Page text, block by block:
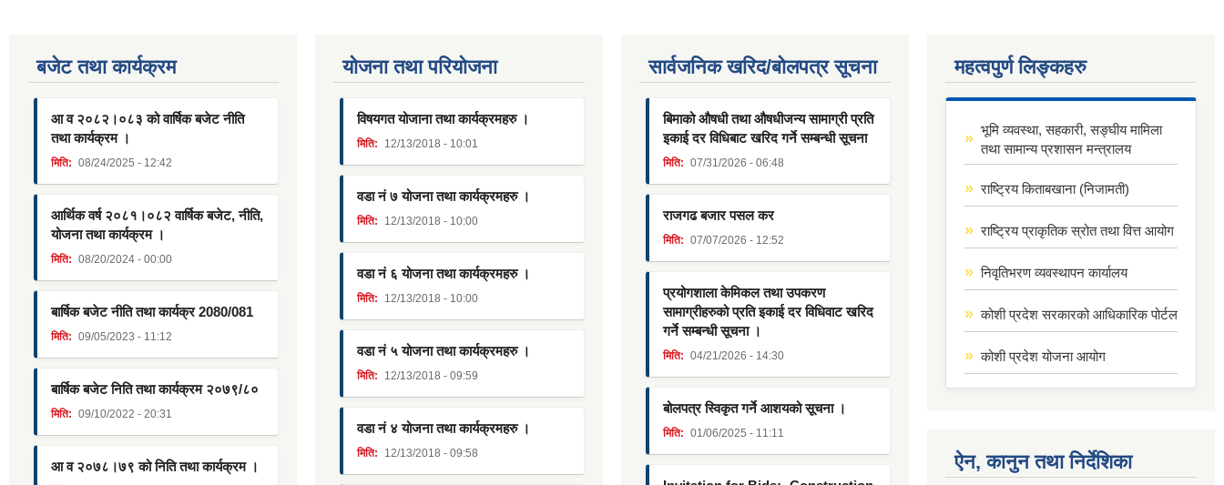
बजेट तथा कार्यक्रम
आ व २०८२।०८३ को वार्षिक बजेट नीति
तथा कार्यक्रम ।
मिति: 08/24/2025 - 12:42
आर्थिक वर्ष २०८१।०८२ वार्षिक बजेट, नीति,
योजना तथा कार्यक्रम ।
मिति: 08/20/2024 - 00:00
बार्षिक बजेट नीति तथा कार्यक्र 2080/081
मिति: 09/05/2023 - 11:12
बार्षिक बजेट निति तथा कार्यक्रम २०७९/८०
मिति: 09/10/2022 - 20:31
आ व २०७८।७९ को निति तथा कार्यक्रम ।
याेजना तथा परियाेजना
विषयगत योजाना तथा कार्यक्रमहरु ।
मिति: 12/13/2018 - 10:01
वडा नं ७ योजना तथा कार्यक्रमहरु ।
मिति: 12/13/2018 - 10:00
वडा नं ६ योजना तथा कार्यक्रमहरु ।
मिति: 12/13/2018 - 10:00
वडा नं ५ योजना तथा कार्यक्रमहरु ।
मिति: 12/13/2018 - 09:59
वडा नं ४ योजना तथा कार्यक्रमहरु ।
मिति: 12/13/2018 - 09:58
सार्वजनिक खरिद/बोलपत्र सूचना
बिमाको औषधी तथा औषधीजन्य सामाग्री प्रति
इकाई दर विधिबाट खरिद गर्ने सम्बन्धी सूचना
मिति: 07/31/2026 - 06:48
राजगढ बजार पसल कर
मिति: 07/07/2026 - 12:52
प्रयोगशाला केमिकल तथा उपकरण
सामाग्रीहरुको प्रति इकाई दर विधिवाट खरिद
गर्ने सम्बन्धी सूचना ।
मिति: 04/21/2026 - 14:30
बोलपत्र स्विकृत गर्ने आशयको सूचना ।
मिति: 01/06/2025 - 11:11
महत्वपुर्ण लिङ्कहरु
भूमि व्यवस्था, सहकारी, सङ्घीय मामिला
तथा सामान्य प्रशासन मन्त्रालय
राष्ट्रिय किताबखाना (निजामती)
राष्ट्रिय प्राकृतिक स्रोत तथा वित्त आयोग
निवृतिभरण व्यवस्थापन कार्यालय
कोशी प्रदेश सरकारको आधिकारिक पोर्टल
कोशी प्रदेश योजना आयोग
ऐन, कानुन तथा निर्देशिका